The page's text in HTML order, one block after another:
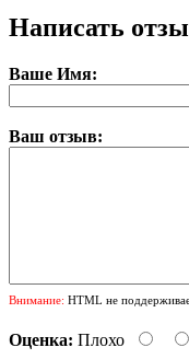
Написать
Ваше Имя:
Ваш отзыв:
Внимание: HTML не
Оценка: Плохо